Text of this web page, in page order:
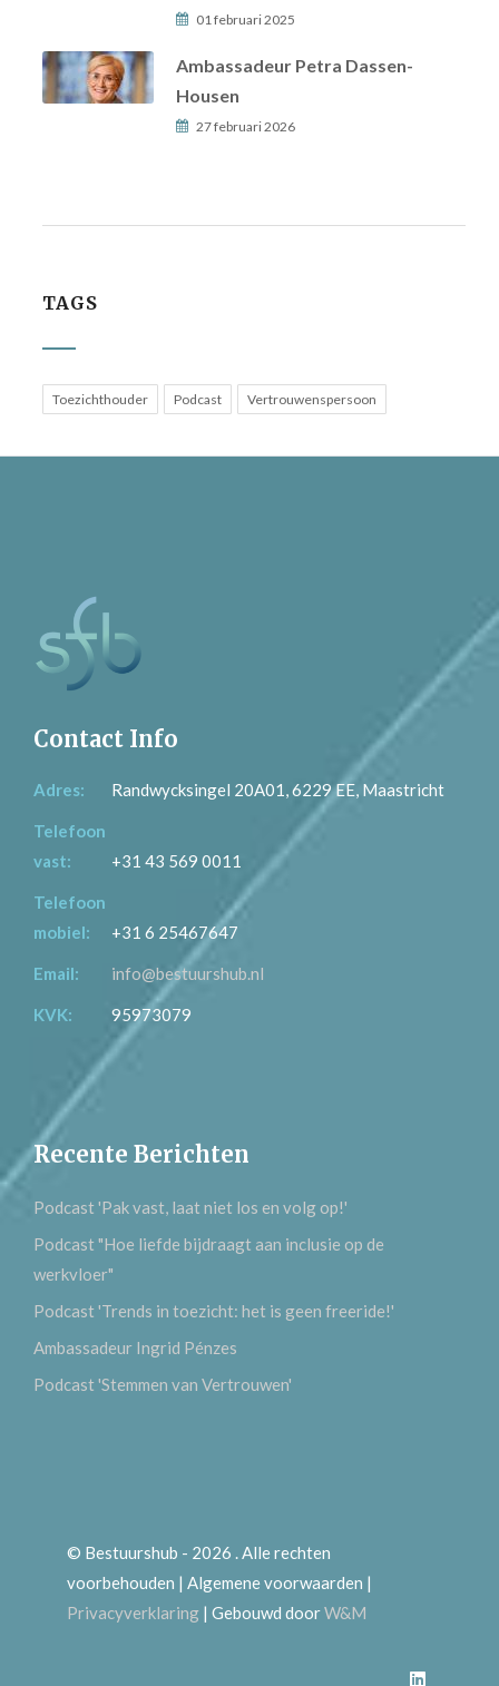
01 februari 2025
Ambassadeur Petra Dassen-
Housen
27 februari 2026
TAGS
Toezichthouder Podcast Vertrouwenspersoon
Contact Info
Adres: Randwycksingel 20A01, 6229 EE, Maastricht
Telefoon
vast:
+31 43 569 0011
Telefoon
mobiel:
+31 6 25467647
Email: info@bestuurshub.nl
KVK: 95973079
Recente Berichten
Podcast 'Pak vast, laat niet los en volg op!'
Podcast "Hoe liefde bijdraagt aan inclusie op de
werkvloer"
Podcast 'Trends in toezicht: het is geen freeride!'
Ambassadeur Ingrid Pénzes
Podcast 'Stemmen van Vertrouwen'
© Bestuurshub - 2026 . Alle rechten
voorbehouden | Algemene voorwaarden |
Privacyverklaring | Gebouwd doorW&M